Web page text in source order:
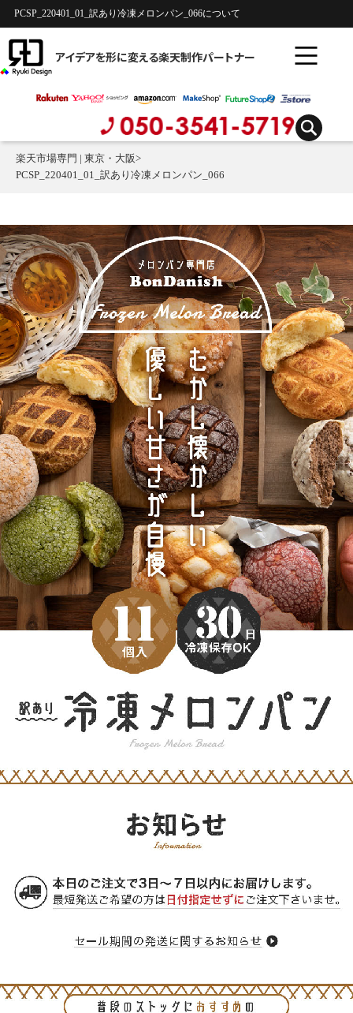
PCSP_220401_01_訳あり冷凍メロンパン_066について
アイデアを形に変える楽天制作パートナー
楽天市場専門 | 東京・大阪>
PCSP_220401_01_訳あり冷凍メロンパン_066